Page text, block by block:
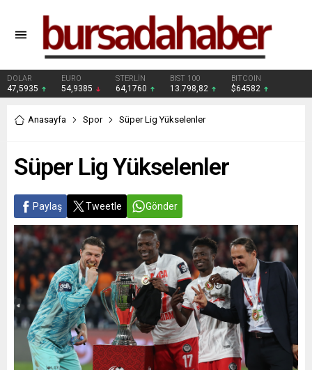
DOLAR
47,5935
EURO
54,9385
STERLİN
64,1760
BIST 100
13.798,82
BITCOIN
$64582
Anasayfa Spor Süper Lig Yükselenler
Süper Lig Yükselenler
Paylaş Tweetle Gönder